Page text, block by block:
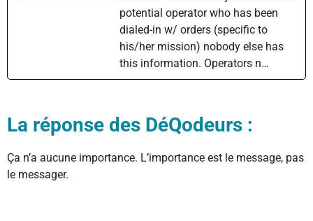
potential operator who has been
dialed-in w/ orders (specific to
his/her mission) nobody else has
this information. Operators n…
La réponse des DéQodeurs :
Ça n’a aucune importance. L’importance est le message, pas
le messager.